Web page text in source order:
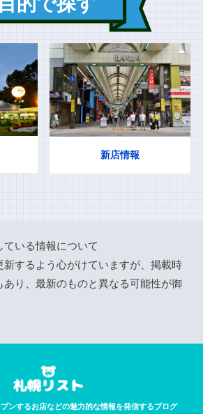
新店情報
いる情報について
新するよう心がけていますが、掲載時
あり、最新のものと異なる可能性が御
ンするお店などの魅力的な情報を発信するブログ